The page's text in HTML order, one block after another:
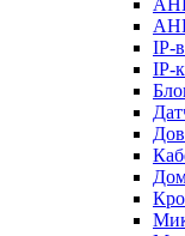
IP-
IP-